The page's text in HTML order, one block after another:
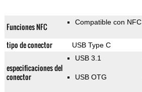
Funciones NFC Compatible con NFC
tipo de conector USB Type C
especificaciones del
conector
USB 3.1
USB OTG